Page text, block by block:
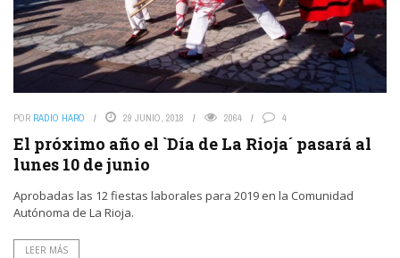
POR RADIO HARO 29 JUNIO, 2018 2064 4
El próximo año el `Día de La Rioja´ pasará al
lunes 10 de junio
Aprobadas las 12 fiestas laborales para 2019 en la Comunidad
Autónoma de La Rioja.
LEER MÁS